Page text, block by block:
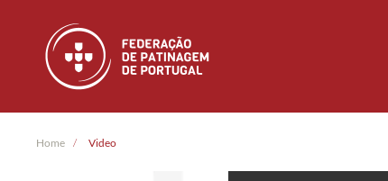
Skip to main content
Home Video